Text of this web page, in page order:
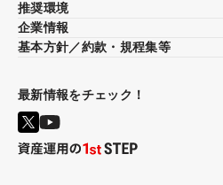
推奨環境
企業情報
基本方針／約款・規程集等
最新情報をチェック！